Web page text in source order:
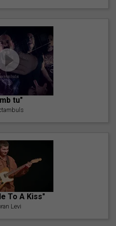
tu"
To A Kiss"
Levi